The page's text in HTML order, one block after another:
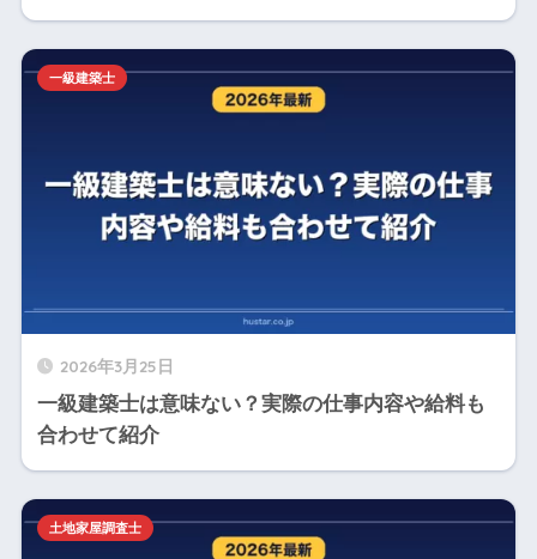
2026年3月25日
一級建築士は意味ない？実際の仕事内容や給料も
合わせて紹介
一級建築士
土地家屋調査士